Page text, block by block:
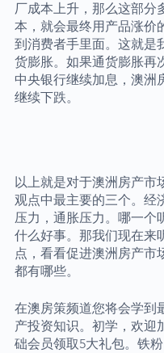
厂成本上升，那么这部分
本，就会最终用产品涨价
到消费者手里面。这就是
货膨胀。如果通货膨胀再
中央银行继续加息，澳洲
继续下跌。
以上就是对于澳洲房产市
观点中最主要的三个。经
压力，通胀压力。哪一个
什么好事。那我们现在来
点，看看促进澳洲房产市
都有哪些。
在澳房策频道您将会学到
产投资知识。初学，欢迎
础会员领取5大礼包。铁